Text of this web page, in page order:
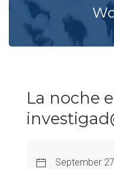
La noche
September